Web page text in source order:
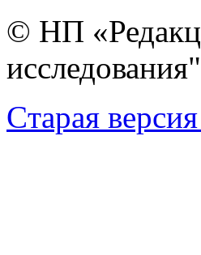
© НП
Cтарая